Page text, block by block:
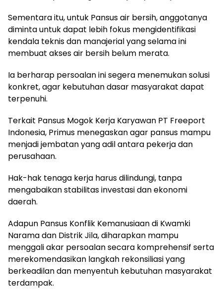
Sementara itu, untuk Pansus air bersih, anggotanya
diminta untuk dapat lebih fokus mengidentifikasi
kendala teknis dan manajerial yang selama ini
membuat akses air bersih belum merata.
Ia berharap persoalan ini segera menemukan solusi
konkret, agar kebutuhan dasar masyarakat dapat
terpenuhi.
Terkait Pansus Mogok Kerja Karyawan PT Freeport
Indonesia, Primus menegaskan agar pansus mampu
menjadi jembatan yang adil antara pekerja dan
perusahaan.
Hak-hak tenaga kerja harus dilindungi, tanpa
mengabaikan stabilitas investasi dan ekonomi
daerah.
Adapun Pansus Konflik Kemanusiaan di Kwamki
Narama dan Distrik Jila, diharapkan mampu
menggali akar persoalan secara komprehensif serta
merekomendasikan langkah rekonsiliasi yang
berkeadilan dan menyentuh kebutuhan masyarakat
terdampak.